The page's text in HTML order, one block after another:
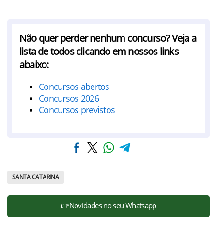
Não quer perder nenhum concurso? Veja a
lista de todos clicando em nossos links
abaixo:
Concursos abertos
Concursos 2026
Concursos previstos
SANTA CATARINA
👉Novidades no seu Whatsapp